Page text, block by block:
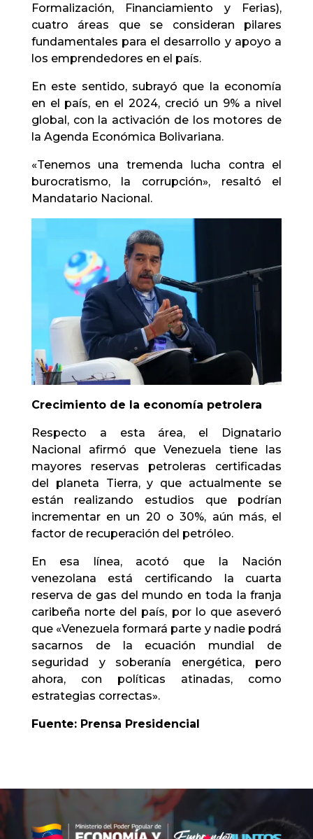
Formalización, Financiamiento y Ferias),
cuatro áreas que se consideran pilares
fundamentales para el desarrollo y apoyo a
los emprendedores en el país.
En este sentido, subrayó que la economía
en el país, en el 2024, creció un 9% a nivel
global, con la activación de los motores de
la Agenda Económica Bolivariana.
«Tenemos una tremenda lucha contra el
burocratismo, la corrupción», resaltó el
Mandatario Nacional.
Crecimiento de la economía petrolera
Respecto a esta área, el Dignatario
Nacional afirmó que Venezuela tiene las
mayores reservas petroleras certificadas
del planeta Tierra, y que actualmente se
están realizando estudios que podrían
incrementar en un 20 o 30%, aún más, el
factor de recuperación del petróleo.
En esa línea, acotó que la Nación
venezolana está certificando la cuarta
reserva de gas del mundo en toda la franja
caribeña norte del país, por lo que aseveró
que «Venezuela formará parte y nadie podrá
sacarnos de la ecuación mundial de
seguridad y soberanía energética, pero
ahora, con políticas atinadas, como
estrategias correctas».
Fuente: Prensa Presidencial